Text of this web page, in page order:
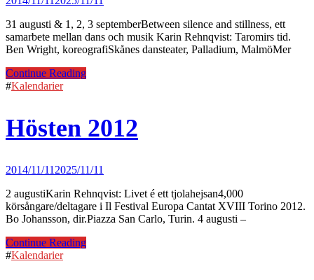
31 augusti & 1, 2, 3 septemberBetween silence and stillness, ett
samarbete mellan dans och musik Karin Rehnqvist: Taromirs tid.
Ben Wright, koreografiSkånes dansteater, Palladium, MalmöMer
Continue Reading
#Kalendarier
Hösten 2012
2014/11/11 2025/11/11
2 augustiKarin Rehnqvist: Livet é ett tjolahejsan4,000
körsångare/deltagare i Il Festival Europa Cantat XVIII Torino 2012.
Bo Johansson, dir.Piazza San Carlo, Turin. 4 augusti –
Continue Reading
#Kalendarier